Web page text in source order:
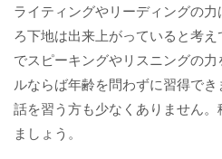
ライティングやリーディングの
ろ下地は出来上がっていると考
でスピーキングやリスニングの
ルならば年齢を問わずに習得で
話を習う方も少なくありません
ましょう。